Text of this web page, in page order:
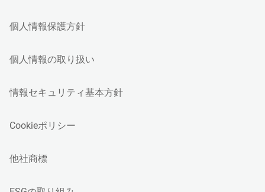
個人情報保護方針
個人情報の取り扱い
情報セキュリティ基本方針
Cookieポリシー
他社商標